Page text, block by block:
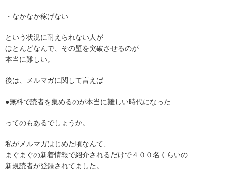
・なかなか稼げない
という状況に耐えられない人が
ほとんどなんで、その壁を突破させるのが
本当に難しい。
後は、メルマガに関して言えば
●無料で読者を集めるのが本当に難しい時代になった
ってのもあるでしょうか。
私がメルマガはじめた頃なんて、
まぐまぐの新着情報で紹介されるだけで４００名くらいの
新規読者が登録されてました。